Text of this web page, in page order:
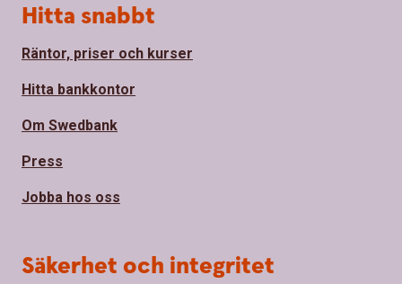
Hitta snabbt
Räntor, priser och kurser
Hitta bankkontor
Om Swedbank
Press
Jobba hos oss
Säkerhet och integritet